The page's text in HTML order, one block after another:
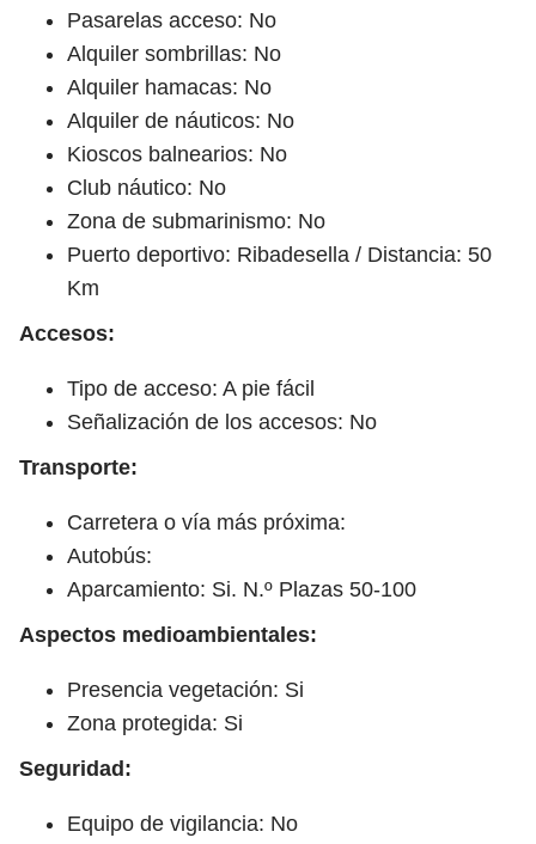
Pasarelas acceso: No
Alquiler sombrillas: No
Alquiler hamacas: No
Alquiler de náuticos: No
Kioscos balnearios: No
Club náutico: No
Zona de submarinismo: No
Puerto deportivo: Ribadesella / Distancia: 50
Km
Accesos:
Tipo de acceso: A pie fácil
Señalización de los accesos: No
Transporte:
Carretera o vía más próxima:
Autobús:
Aparcamiento: Si. N.º Plazas 50-100
Aspectos medioambientales:
Presencia vegetación: Si
Zona protegida: Si
Seguridad:
Equipo de vigilancia: No